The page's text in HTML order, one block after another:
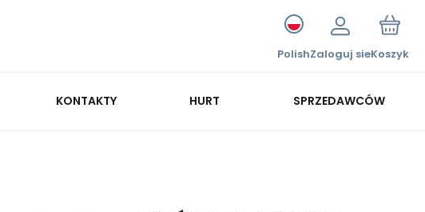
PolishZaloguj sieKoszyk
KONTAKTY HURT SPRZEDAWCÓW